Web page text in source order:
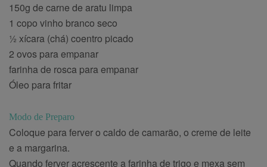
150g de carne de aratu limpa
1 copo vinho branco seco
½ xícara (chá) coentro picado
2 ovos para empanar
farinha de rosca para empanar
Óleo para fritar
Modo de Preparo
Coloque para ferver o caldo de camarão, o creme de leite
e a margarina.
Quando ferver acrescente a farinha de trigo e mexa sem